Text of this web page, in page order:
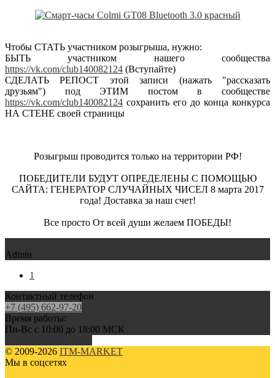
Чтобы СТАТЬ участником розыгрыша, нужно:
БЫТЬ участником нашего сообщества
https://vk.com/club140082124 (Вступайте)
СДЕЛАТЬ РЕПОСТ этой записи (нажать "рассказать
друзьям") под ЭТИМ постом в сообществе
https://vk.com/club140082124 сохранить его до конца конкурса
НА СТЕНЕ своей страницы
Розыгрыш проводится только на территории РФ!
ПОБЕДИТЕЛИ БУДУТ ОПРЕДЕЛЕНЫ С ПОМОЩЬЮ
САЙТА: ГЕНЕРАТОР СЛУЧАЙНЫХ ЧИСЕЛ 8 марта 2017
года! Доставка за наш счет!
Все просто От всей души желаем ПОБЕДЫ!
Admin
1
Контактный телефон
+7 (495) 662-97-20
Время работы:
Пн-Вс с 10:00 до 18:00 МСК
© 2009-2026 ITM-MARKET
Мы в соцсетях